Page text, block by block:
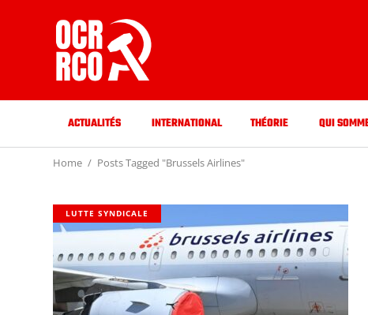
ACTUALITÉS INTERNATIONAL THÉORIE QUI
Home Posts Tagged "Brussels Airlines"
LUTTE SYNDICALE